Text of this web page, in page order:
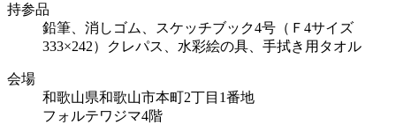
持参品
鉛筆、消しゴム、スケッチブック4号（Ｆ4サイズ
333×242）クレパス、水彩絵の具、手拭き用タオル
会場
和歌山県和歌山市本町2丁目1番地
フォルテワジマ4階